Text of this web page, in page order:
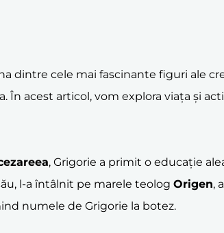
dintre cele mai fascinante figuri ale
În acest articol, vom explora viața și
, Grigorie a primit o educație
l-a întâlnit pe marele teolog Origen,
numele de Grigorie la botez.